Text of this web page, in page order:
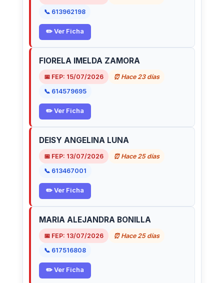
📞 613962198
✏️ Ver Ficha
FIORELA IMELDA ZAMORA
📅 FEP: 15/07/2026
⏰ Hace 23 días
📞 614579695
✏️ Ver Ficha
DEISY ANGELINA LUNA
📅 FEP: 13/07/2026
⏰ Hace 25 días
📞 613467001
✏️ Ver Ficha
MARIA ALEJANDRA BONILLA
📅 FEP: 13/07/2026
⏰ Hace 25 días
📞 617516808
✏️ Ver Ficha